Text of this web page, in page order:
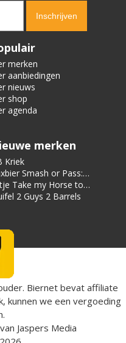
merken
aanbiedingen
nieuws
shop
agenda
merken
Kriek
Smash or Pass:
Take my Horse to
Hotel Room
2 Guys 2 Barrels
Biernet bevat affiliate
kunnen we een vergoeding
Jaspers Media